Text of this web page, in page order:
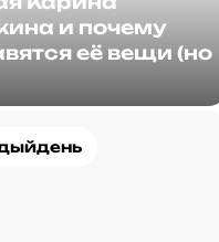
и почему
её вещи (но